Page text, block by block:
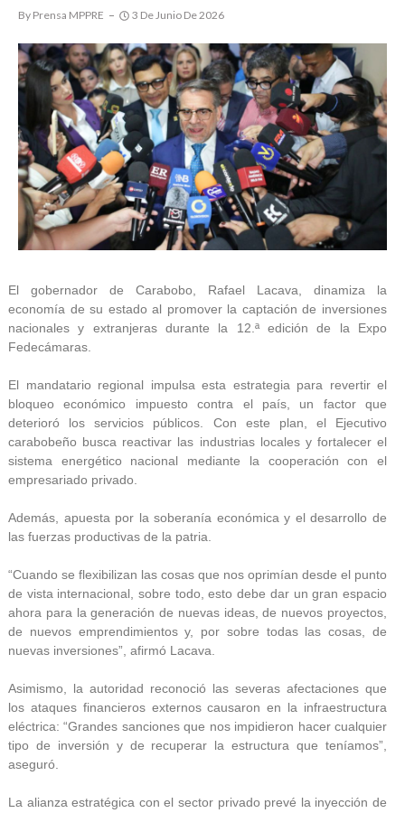
By Prensa MPPRE 3 De Junio De 2026
El gobernador de Carabobo, Rafael Lacava, dinamiza la
economía de su estado al promover la captación de inversiones
nacionales y extranjeras durante la 12.ª edición de la Expo
Fedecámaras.
El mandatario regional impulsa esta estrategia para revertir el
bloqueo económico impuesto contra el país, un factor que
deterioró los servicios públicos. Con este plan, el Ejecutivo
carabobeño busca reactivar las industrias locales y fortalecer el
sistema energético nacional mediante la cooperación con el
empresariado privado.
Además, apuesta por la soberanía económica y el desarrollo de
las fuerzas productivas de la patria.
“Cuando se flexibilizan las cosas que nos oprimían desde el punto
de vista internacional, sobre todo, esto debe dar un gran espacio
ahora para la generación de nuevas ideas, de nuevos proyectos,
de nuevos emprendimientos y, por sobre todas las cosas, de
nuevas inversiones”, afirmó Lacava.
Asimismo, la autoridad reconoció las severas afectaciones que
los ataques financieros externos causaron en la infraestructura
eléctrica: “Grandes sanciones que nos impidieron hacer cualquier
tipo de inversión y de recuperar la estructura que teníamos”,
aseguró.
La alianza estratégica con el sector privado prevé la inyección de